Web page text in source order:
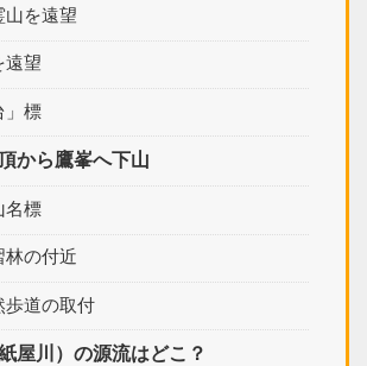
山を遠望
遠望
」標
から鷹峯へ下山
名標
林の付近
歩道の取付
屋川）の源流はどこ？